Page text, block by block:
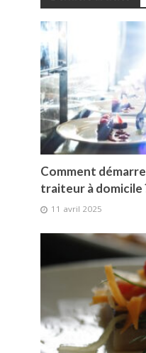
Comment
traiteur à domicile
11 avril 2025